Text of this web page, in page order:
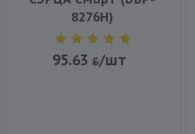
8276H)
95.63 /шт